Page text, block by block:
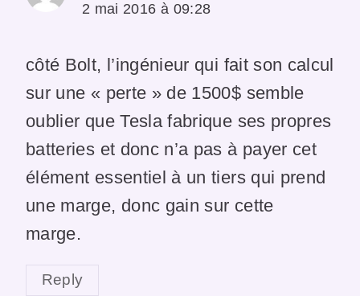
2 mai 2016 à 09:28
côté Bolt, l’ingénieur qui fait son calcul
sur une « perte » de 1500$ semble
oublier que Tesla fabrique ses propres
batteries et donc n’a pas à payer cet
élément essentiel à un tiers qui prend
une marge, donc gain sur cette
marge.
Reply